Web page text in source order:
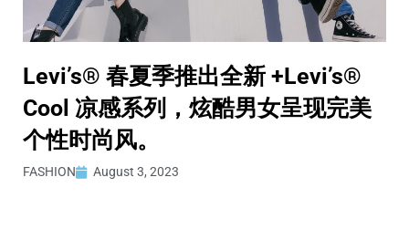
Levi’s®️ 春夏季推出全新 +Levi’s®️
Cool 凉感系列，炫酷男女呈现完美
个性时尚风。
FASHION August 3, 2023